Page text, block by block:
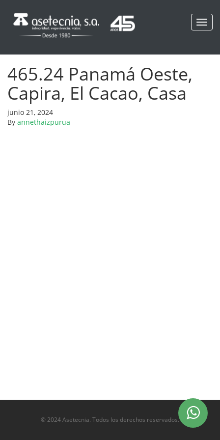
465.24 Panamá Oeste,
Capira, El Cacao, Casa
junio 21, 2024
By annethaizpurua
© 2024 Asetecnia. Todos los derechos reservados.